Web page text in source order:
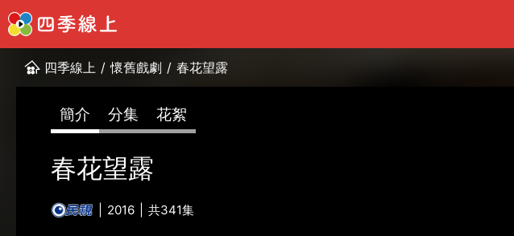
四季線上 / 懷舊戲劇 / 春花望露
簡介 分集 花絮
春花望露
2016 共341集